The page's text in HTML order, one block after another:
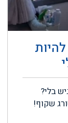
בלי?
שקוף!